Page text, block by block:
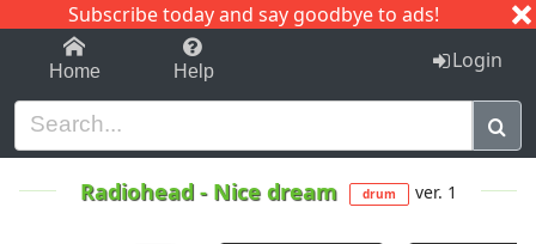
Subscribe today and say goodbye to ads!
1-9 C I J
Home Help Login
Radiohead- Nice dream drum ver. 1